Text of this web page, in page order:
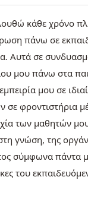
κάθε χρόνο
πάνω σε
Αυτά σε
μου πάνω στα
μου σε
σε φροντιστήρια
των μαθητών
γνώση, της
σύμφωνα πάντα
του